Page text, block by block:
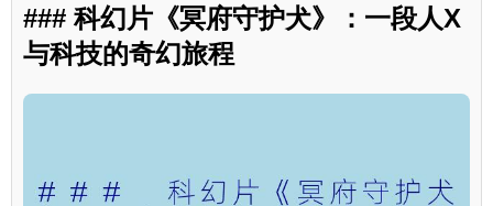
### 科幻片《冥府守护犬》：一段人X
与科技的奇幻旅程